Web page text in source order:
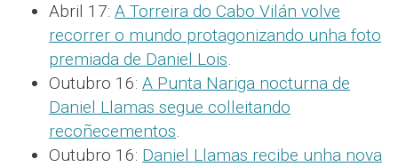
Abril 17: A Torreira do Cabo Vilán volve
recorrer o mundo protagonizando unha foto
premiada de Daniel Lois.
Outubro 16: A Punta Nariga nocturna de
Daniel Llamas segue colleitando
recoñecementos.
Outubro 16: Daniel Llamas recibe unha nova